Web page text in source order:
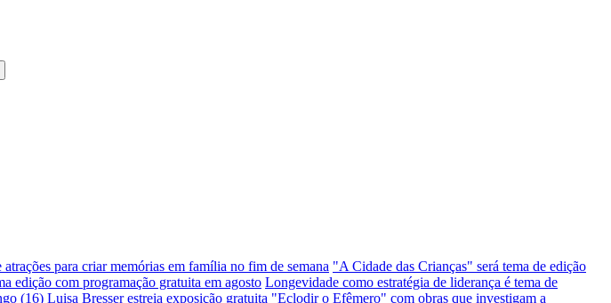
atrações para criar memórias em família no fim de semana "A Cidade das Crianças" será tema de edição
edição com programação gratuita em agosto Longevidade como estratégia de liderança é tema de
(16) Luisa Bresser estreia exposição gratuita "Eclodir o Efêmero" com obras que investigam a